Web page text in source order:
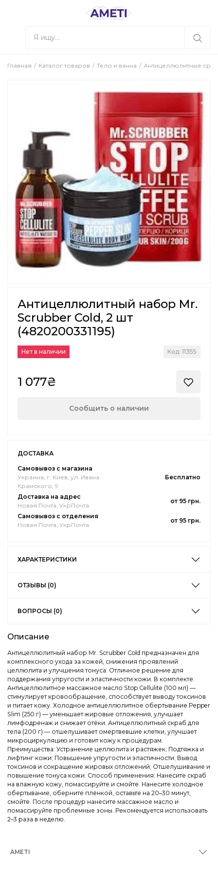
Главная Каталог товаров Тело и ванна Антицеллюлитные
Антицеллюлитный набор Mr.
Scrubber Cold, 2 шт
(4820200331195)
Нет в наличии Код: 11355
1 077₴
Сообщить о наличии
ДОСТАВКА
Самовывоз с магазина
Украина, г. Киев, ул. Ивана
Крамского, 9
Бесплатно
Доставка на адрес
Новая Почта, УкрПочта
от 95 грн.
Самовывоз с отделения
Новая Почта, УкрПочта
от 95 грн.
ХАРАКТЕРИСТИКИ
ОТЗЫВЫ (0)
ВОПРОСЫ (0)
Описание
Антицеллюлитный набор Mr. Scrubber Cold предназначен для
комплексного ухода за кожей, снижения проявлений
целлюлита и улучшения тонуса. Отличное решение для
поддержания упругости и эластичности кожи. В комплекте:
Антицеллюлитное массажное масло Stop Cellulite (100 мл) —
стимулирует кровообращение, способствует выводу токсинов
и питает кожу. Холодное антицеллюлитное обертывание Pepper
Slim (250 г) — уменьшает жировые отложения, улучшает
лимфодренаж и снижает отёки. Антицеллюлитный скраб для
тела (200 г) — отшелушивает омертвевшие клетки, улучшает
микроциркуляцию и готовит кожу к процедурам.
Преимущества: Устранение целлюлита и растяжек; Подтяжка и
лифтинг кожи; Повышение упругости и эластичности; Вывод
токсинов и сокращение жировых отложений; Отшелушивание и
повышение тонуса кожи. Способ применения: Нанесите скраб
на влажную кожу, помассируйте и смойте. Нанесите холодное
обертывание, оберните плёнкой, оставьте на 20–30 минут,
смойте. После процедур нанесите массажное масло и
помассируйте проблемные зоны. Рекомендуется использовать
2–3 раза в неделю.
AMETI